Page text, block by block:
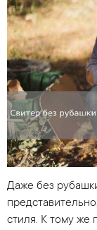
Даже без
стиля. К тому же